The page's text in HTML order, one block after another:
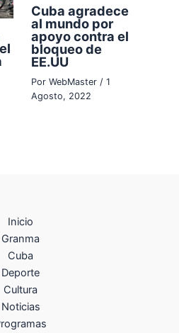
Cuba agradece
al mundo por
apoyo contra el
bloqueo de
EE.UU
Por WebMaster / 1
Agosto, 2022
Inicio
Granma
Cuba
Deporte
Cultura
Noticias